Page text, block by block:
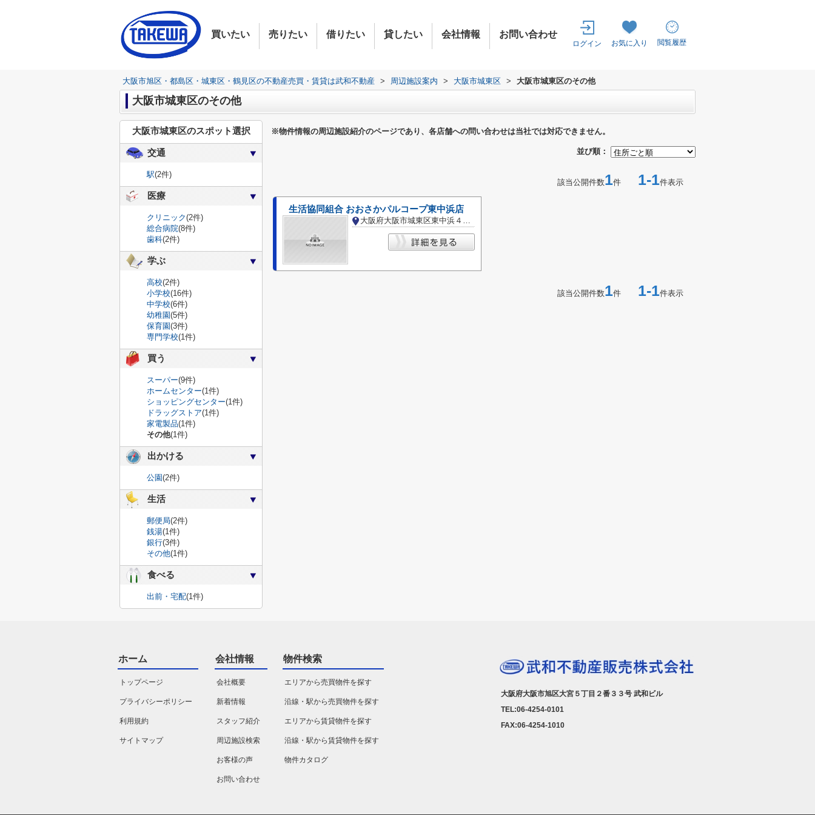
買いたい 売りたい 借りたい 貸したい 会社情報 お問い合わせ
ログイン お気に入り 閲覧履歴
大阪市旭区・都島区・城東区・鶴見区の不動産売買・賃貸は武和不動産 > 周辺施設案内 > 大阪市城東区 > 大阪市城東区のその他
大阪市城東区のその他
※物件情報の周辺施設紹介のページであり、各店舗への問い合わせは当社では対応できません。
並び順：
該当公開件数1件 1-1件表示
生活協同組合 おおさかパルコープ東中浜店
大阪府大阪市城東区東中浜４丁目
該当公開件数1件 1-1件表示
大阪市城東区のスポット選択
交通
駅(2件)
医療
クリニック(2件)
総合病院(8件)
歯科(2件)
学ぶ
高校(2件)
小学校(16件)
中学校(6件)
幼稚園(5件)
保育園(3件)
専門学校(1件)
買う
スーパー(9件)
ホームセンター(1件)
ショッピングセンター(1件)
ドラッグストア(1件)
家電製品(1件)
その他(1件)
出かける
公園(2件)
生活
郵便局(2件)
銭湯(1件)
銀行(3件)
その他(1件)
食べる
出前・宅配(1件)
ホーム
トップページ
プライバシーポリシー
利用規約
サイトマップ
会社情報
会社概要
新着情報
スタッフ紹介
周辺施設検索
お客様の声
お問い合わせ
物件検索
エリアから売買物件を探す
沿線・駅から売買物件を探す
エリアから賃貸物件を探す
沿線・駅から賃貸物件を探す
物件カタログ
大阪府大阪市旭区大宮５丁目２番３３号 武和ビル
TEL:06-4254-0101
FAX:06-4254-1010